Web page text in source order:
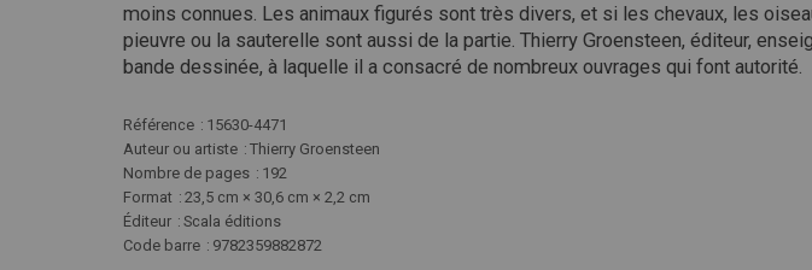
moins connues. Les animaux figurés sont très divers, et si les chevaux, les
pieuvre ou la sauterelle sont aussi de la partie. Thierry Groensteen, éditeur,
bande dessinée, à laquelle il a consacré de nombreux ouvrages qui font autorité.
Plus
d'infos
Référence
15630-4471
Auteur ou artiste
Thierry Groensteen
Nombre de pages
192
Format
23,5 cm × 30,6 cm × 2,2 cm
Éditeur
Scala éditions
Code barre
9782359882872